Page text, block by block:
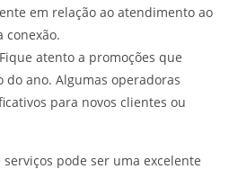
em relação ao atendimento ao
conexão.
Fique atento a promoções que
do ano. Algumas operadoras
para novos clientes ou
pode ser uma excelente